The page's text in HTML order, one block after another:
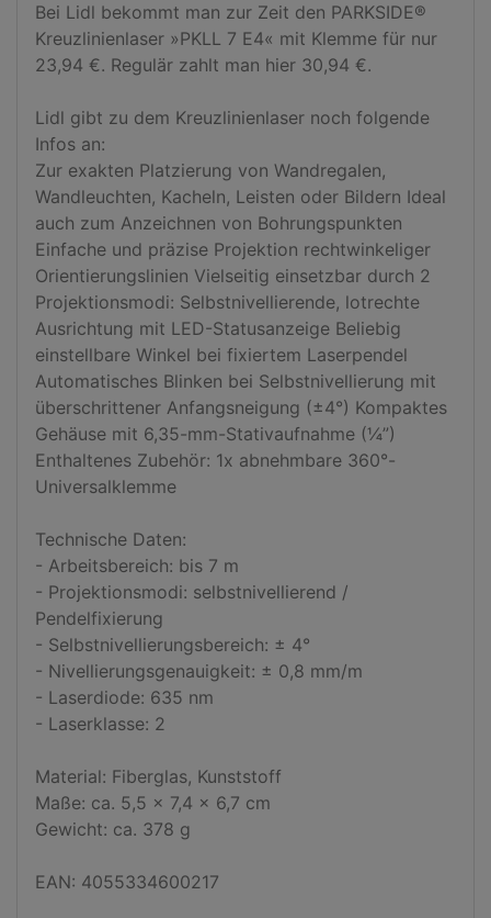
Bei Lidl bekommt man zur Zeit den PARKSIDE®
Kreuzlinienlaser »PKLL 7 E4« mit Klemme für nur
23,94 €. Regulär zahlt man hier 30,94 €.
Lidl gibt zu dem Kreuzlinienlaser noch folgende
Infos an:
Zur exakten Platzierung von Wandregalen,
Wandleuchten, Kacheln, Leisten oder Bildern Ideal
auch zum Anzeichnen von Bohrungspunkten
Einfache und präzise Projektion rechtwinkeliger
Orientierungslinien Vielseitig einsetzbar durch 2
Projektionsmodi: Selbstnivellierende, lotrechte
Ausrichtung mit LED-Statusanzeige Beliebig
einstellbare Winkel bei fixiertem Laserpendel
Automatisches Blinken bei Selbstnivellierung mit
überschrittener Anfangsneigung (±4°) Kompaktes
Gehäuse mit 6,35-mm-Stativaufnahme (¼”)
Enthaltenes Zubehör: 1x abnehmbare 360°-
Universalklemme
Technische Daten:
- Arbeitsbereich: bis 7 m
- Projektionsmodi: selbstnivellierend /
Pendelfixierung
- Selbstnivellierungsbereich: ± 4°
- Nivellierungsgenauigkeit: ± 0,8 mm/m
- Laserdiode: 635 nm
- Laserklasse: 2
Material: Fiberglas, Kunststoff
Maße: ca. 5,5 x 7,4 x 6,7 cm
Gewicht: ca. 378 g
EAN: 4055334600217